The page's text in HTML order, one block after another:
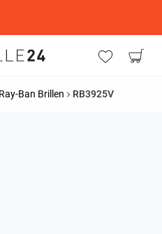
Ray-Ban Brillen RB3925V